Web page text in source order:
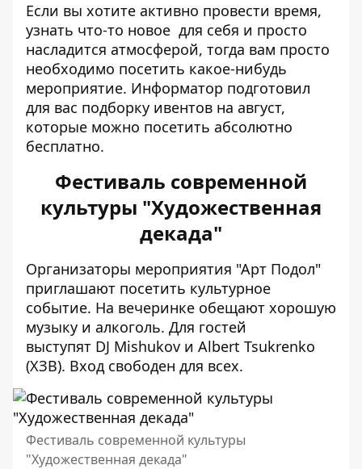
Если вы хотите активно провести время,
узнать что-то новое для себя и просто
насладится атмосферой, тогда вам просто
необходимо посетить какое-нибудь
мероприятие. Информатор подготовил
для вас подборку ивентов на август,
которые можно посетить абсолютно
бесплатно.
Фестиваль современной
культуры "Художественная
декада"
Организаторы мероприятия "Арт Подол"
приглашают посетить культурное
событие. На вечеринке обещают хорошую
музыку и алкоголь. Для гостей
выступят DJ Mishukov и Albert Tsukrenko
(ХЗВ). Вход свободен для всех.
Фестиваль современной культуры
"Художественная декада"